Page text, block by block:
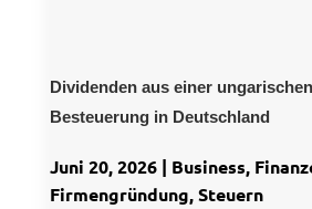
Dividenden aus einer
Besteuerung in Deutschland
Juni 20, 2026| Business,
Firmengründung,Steuern